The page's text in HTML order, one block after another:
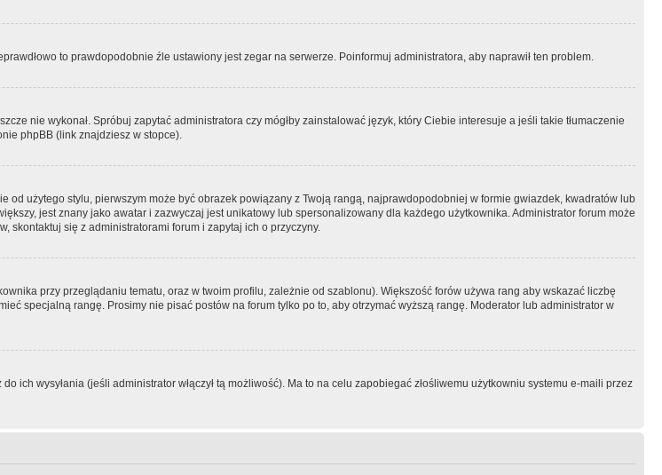
to prawdopodobnie źle ustawiony jest zegar na serwerze. Poinformuj administratora, aby naprawił ten problem.
nie wykonał. Spróbuj zapytać administratora czy mógłby zainstalować język, który Ciebie interesuje a jeśli takie tłumaczenie
phpBB (link znajdziesz w stopce).
użytego stylu, pierwszym może być obrazek powiązany z Twoją rangą, najprawdopodobniej w formie gwiazdek, kwadratów lub
jest znany jako awatar i zazwyczaj jest unikatowy lub spersonalizowany dla każdego użytkownika. Administrator forum może
skontaktuj się z administratorami forum i zapytaj ich o przyczyny.
przy przeglądaniu tematu, oraz w twoim profilu, zależnie od szablonu). Większość forów używa rang aby wskazać liczbę
specjalną rangę. Prosimy nie pisać postów na forum tylko po to, aby otrzymać wyższą rangę. Moderator lub administrator w
ich wysyłania (jeśli administrator włączył tą możliwość). Ma to na celu zapobiegać złośliwemu użytkowniu systemu e-maili przez